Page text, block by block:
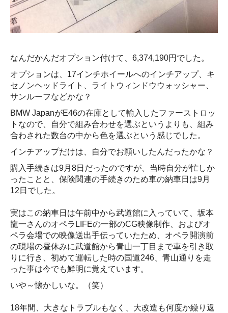
なんだかんだオプション付けて、6,374,190円でした。
オプションは、17インチホイールへのインチアップ、キ
セノンヘッドライト、ライトウィンドウウォッシャー、
サンルーフなどかな？
BMW JapanがE46の在庫として輸入したファーストロッ
トなので、自分で組み合わせを選ぶというよりも、組み
合わされた数台の中から色を選ぶという感じでした。
インチアップだけは、自分でお願いしたんだったかな？
購入手続きは9月8日だったのですが、当時自分が忙しか
ったことと、保険関連の手続きのため車の納車日は9月
12日でした。
実はこの納車日は午前中から武道館に入っていて、坂本
龍一さんのオペラLIFEの一部のCG映像制作、およびオ
ペラ会場での映像送出手伝っていたため、オペラ開演前
の現場の昼休みに武道館から青山一丁目まで車を引き取
りに行き、初めて運転した時の国道246、青山通りを走
った事は今でも鮮明に覚えています。
いや～懐かしいな。（笑）
18年間、大きなトラブルもなく、大改造も何度か繰り返